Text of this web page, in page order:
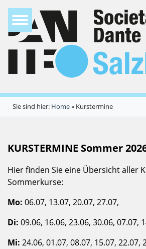
Sie sind hier: Home» Kurstermine
KURSTERMINE Sommer
Hier finden Sie eine Übersicht aller
Sommerkurse:
Mo: 06.07, 13.07, 20.07, 27.07,
Di: 09.06, 16.06, 23.06, 30.06, 07.07,
Mi: 24.06, 01.07, 08.07, 15.07, 22.07,